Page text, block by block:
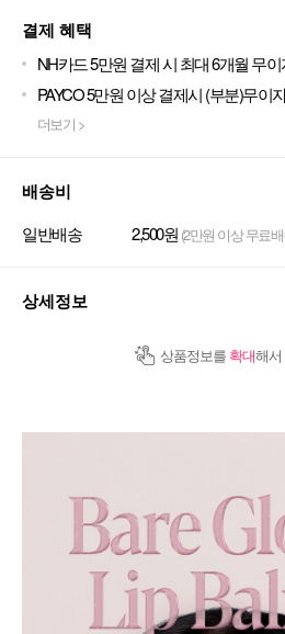
결제 혜택
NH카드 5만원 결제 시 최대 6개월 무
PAYCO 5만원 이상 결제시 (부분)무이
더보기 >
배송비
일반배송 2,500원 (2만원 이상 무료
상세정보
상품정보를 확대해